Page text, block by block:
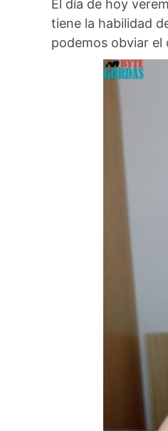
El día de hoy
tiene la habilidad
podemos obviar el